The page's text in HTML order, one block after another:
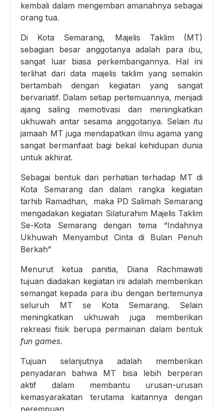
kembali dalam mengemban amanahnya sebagai
orang tua.
Di Kota Semarang, Majelis Taklim (MT)
sebagian besar anggotanya adalah para ibu,
sangat luar biasa perkembangannya. Hal ini
terlihat dari data majelis taklim yang semakin
bertambah dengan kegiatan yang sangat
bervariatif. Dalam setiap pertemuannya, menjadi
ajang saling memotivasi dan meningkatkan
ukhuwah antar sesama anggotanya. Selain itu
jamaah MT juga mendapatkan ilmu agama yang
sangat bermanfaat bagi bekal kehidupan dunia
untuk akhirat.
Sebagai bentuk dari perhatian terhadap MT di
Kota Semarang dan dalam rangka kegiatan
tarhib Ramadhan, maka PD Salimah Semarang
mengadakan kegiatan Silaturahim Majelis Taklim
Se-Kota Semarang dengan tema “Indahnya
Ukhuwah Menyambut Cinta di Bulan Penuh
Berkah”
Menurut ketua panitia, Diana Rachmawati
tujuan diadakan kegiatan ini adalah memberikan
semangat kepada para ibu dengan bertemunya
seluruh MT se Kota Semarang. Selain
meningkatkan ukhuwah juga memberikan
rekreasi fisik berupa permainan dalam bentuk
fun games.
Tujuan selanjutnya adalah memberikan
penyadaran bahwa MT bisa lebih berperan
aktif dalam membantu urusan-urusan
kemasyarakatan terutama kaitannya dengan